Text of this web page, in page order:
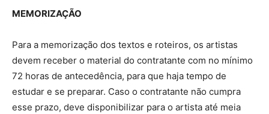
MEMORIZAÇÃO
Para a memorização dos textos e roteiros, os artistas
devem receber o material do contratante com no mínimo
72 horas de antecedência, para que haja tempo de
estudar e se preparar. Caso o contratante não cumpra
esse prazo, deve disponibilizar para o artista até meia